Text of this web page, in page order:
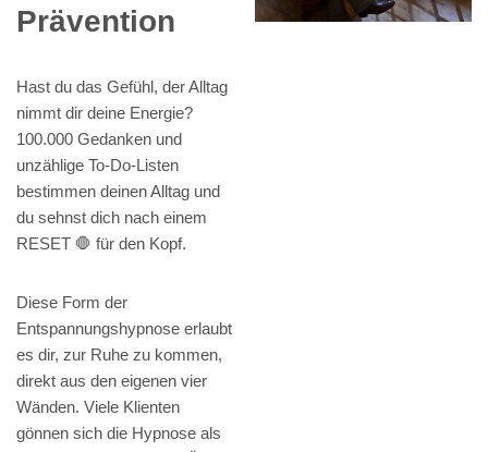
Prävention
Hast du das Gefühl, der Alltag
nimmt dir deine Energie?
100.000 Gedanken und
unzählige To-Do-Listen
bestimmen deinen Alltag und
du sehnst dich nach einem
RESET 🛑 für den Kopf.
Diese Form der
Entspannungshypnose erlaubt
es dir, zur Ruhe zu kommen,
direkt aus den eigenen vier
Wänden. Viele Klienten
gönnen sich die Hypnose als